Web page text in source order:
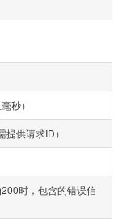
秒）
供请求ID）
时，包含的错误信